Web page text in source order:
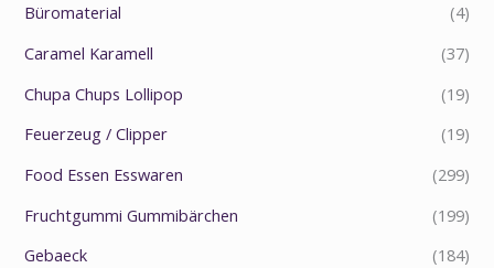
Büromaterial
(4)
Caramel Karamell
(37)
Chupa Chups Lollipop
(19)
Feuerzeug / Clipper
(19)
Food Essen Esswaren
(299)
Fruchtgummi Gummibärchen
(199)
Gebaeck
(184)